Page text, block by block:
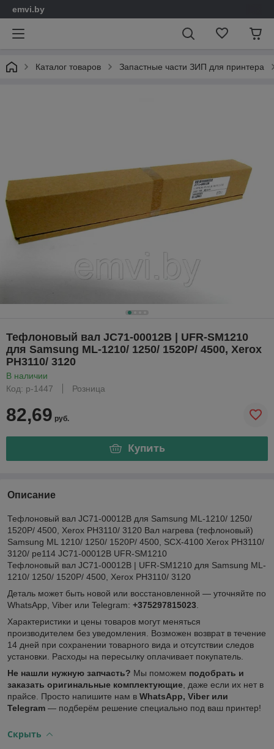
emvi.by
Каталог товаров Запастные части ЗИП для принтера
Тефлоновый вал JC71-00012B | UFR-SM1210
для Samsung ML-1210/ 1250/ 1520P/ 4500, Xerox
PH3110/ 3120
В наличии
Код: р-1447
Розница
82,69 руб.
Купить
Описание
Тефлоновый вал JC71-00012B для Samsung ML-1210/ 1250/
1520P/ 4500, Xerox PH3110/ 3120 Вал нагрева (тефлоновый)
Samsung ML 1210/ 1250/ 1520P/ 4500, SCX-4100 Xerox PH3110/
3120/ pe114 JC71-00012B UFR-SM1210
Тефлоновый вал JC71-00012B | UFR-SM1210 для Samsung ML-
1210/ 1250/ 1520P/ 4500, Xerox PH3110/ 3120
Деталь может быть новой или восстановленной — уточняйте по
WhatsApp, Viber или Telegram: +375297815023
Характеристики и цены товаров могут меняться
производителем без уведомления. Возможен возврат в течение
14 дней при сохранении товарного вида и отсутствии следов
установки. Расходы на пересылку оплачивает покупатель.
Не нашли нужную запчасть? Мы поможем подобрать и
заказать оригинальные комплектующие , даже если их нет в
прайсе. Просто напишите нам в WhatsApp, Viber или
Telegram — подберём решение специально под ваш принтер!
Скрыть